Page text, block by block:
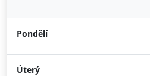
Pondělí
Úterý